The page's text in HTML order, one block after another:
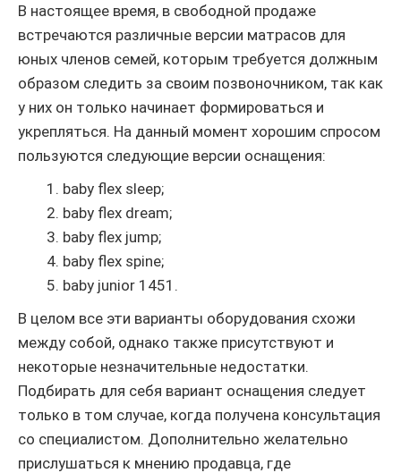
В настоящее время, в свободной продаже
встречаются различные версии матрасов для
юных членов семей, которым требуется должным
образом следить за своим позвоночником, так как
у них он только начинает формироваться и
укрепляться. На данный момент хорошим спросом
пользуются следующие версии оснащения:
baby flex sleep;
baby flex dream;
baby flex jump;
baby flex spine;
baby junior 1451.
В целом все эти варианты оборудования схожи
между собой, однако также присутствуют и
некоторые незначительные недостатки.
Подбирать для себя вариант оснащения следует
только в том случае, когда получена консультация
со специалистом. Дополнительно желательно
прислушаться к мнению продавца, где